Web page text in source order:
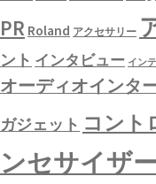
PR Roland アクセサリー
ント インタビュー イン
オーディオインタ
ガジェット コント
ンセサイザ